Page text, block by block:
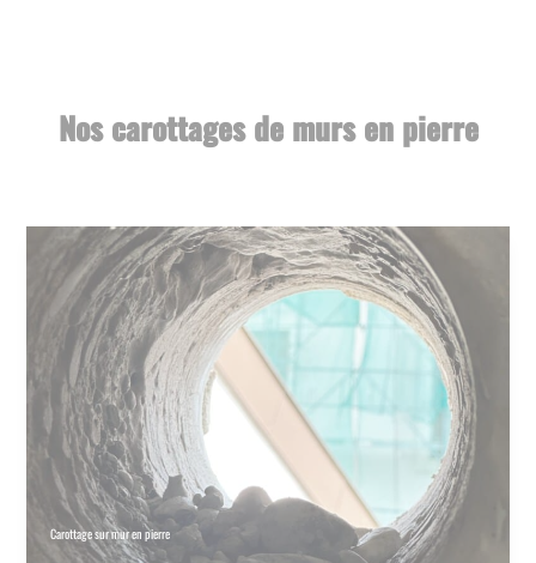
Nos carottages de murs en pierre
Carottage sur mur en pierre